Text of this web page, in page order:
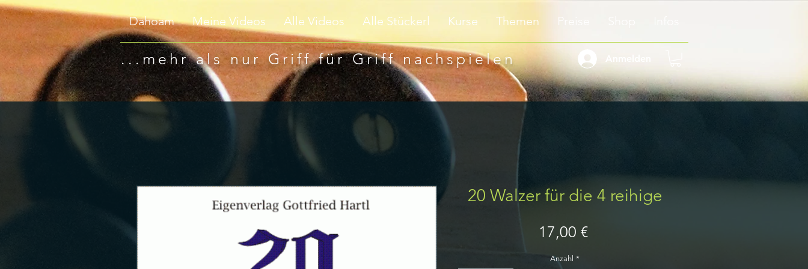
Dahoam Meine Videos Alle Videos Alle Stückerl Kurse Themen Preise
Anmelden
...mehr als nur Griff für Griff nachspielen
20 Walzer für die 4 reihige
17,00 €Preis
Anzahl *